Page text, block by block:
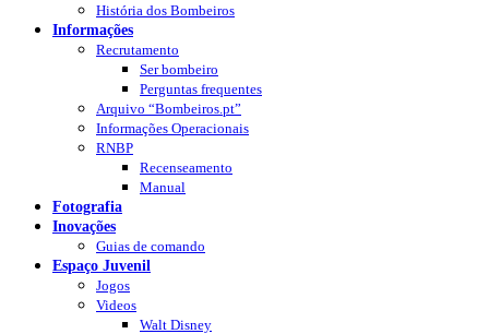
História dos Bombeiros
Informações
Recrutamento
Ser bombeiro
Perguntas frequentes
Arquivo “Bombeiros.pt”
Informações Operacionais
RNBP
Recenseamento
Manual
Fotografia
Inovações
Guias de comando
Espaço Juvenil
Jogos
Videos
Walt Disney